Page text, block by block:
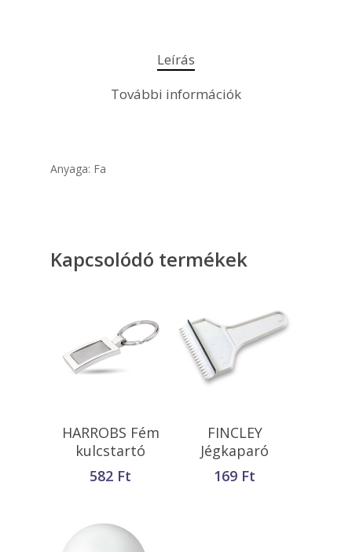
Leírás
További információk
Anyaga: Fa
Kapcsolódó termékek
Kosárba
Teszem
HARROBS Fém
kulcstartó
582 Ft
Kosárba
Teszem
FINCLEY
Jégkaparó
169 Ft